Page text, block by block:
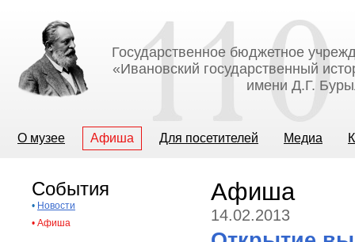
Государственное бюджетное
«Ивановский государственный
имени Д.Г.
О музее Афиша Для посетителей Медиа
События
• Новости
• Афиша
Афиша
14.02.2013